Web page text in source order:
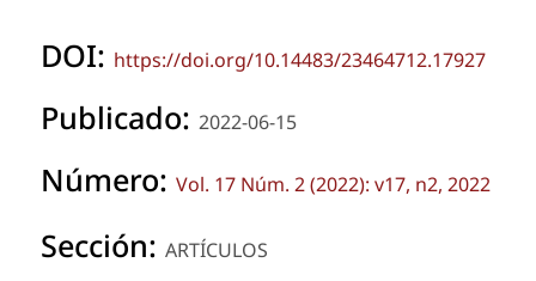
DOI: https://doi.org/10.14483/23464712.17927
Publicado: 2022-06-15
Número: Vol. 17 Núm. 2 (2022): v17, n2, 2022
Sección: ARTÍCULOS